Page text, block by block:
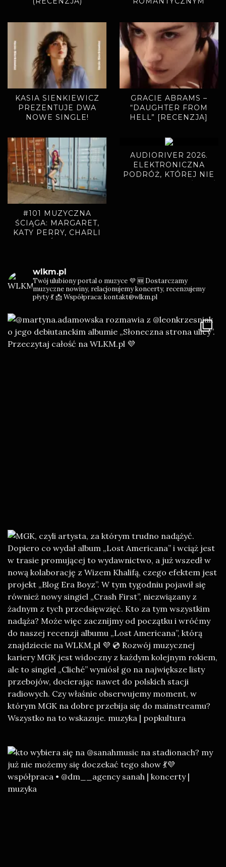
LATA” ZAPOWIADAJĄ
NOWY ALBUM
KASIA SIENKIEWICZ
PREZENTUJE DWA
NOWE SINGLE!
GRACIE ABRAMS –
“DAUGHTER FROM
HELL” [RECENZJA]
#101 MUZYCZNA
ŚCIĄGA: MARGARET,
KATY PERRY, CHARLI
AUDIORIVER 2026.
ELEKTRONICZNA
PODRÓŻ, KTÓREJ NIE
wlkm.pl
Twój ulubiony portal o muzyce 💜 🆕 Dostarczamy
muzyczne nowiny, relacjonujemy koncerty, recenzujemy
płyty 💃📩 Współpraca: kontakt@wlkm.pl